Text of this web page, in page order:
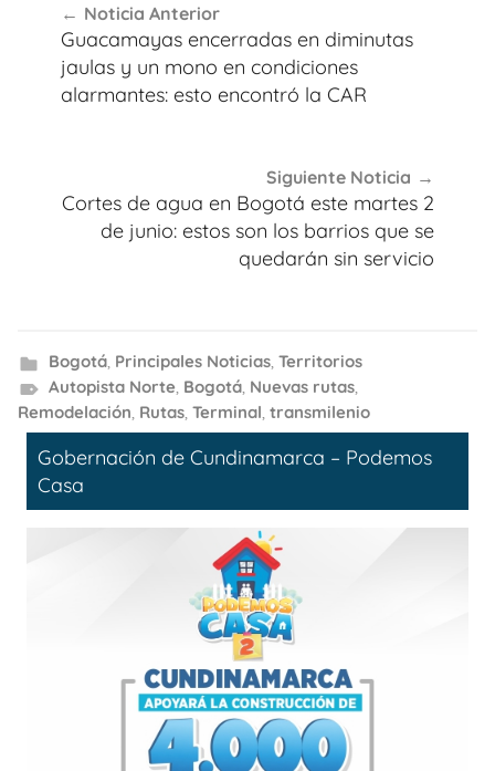
de
entradas
Noticia Anterior
Guacamayas encerradas en diminutas
jaulas y un mono en condiciones
alarmantes: esto encontró la CAR
Siguiente Noticia
Cortes de agua en Bogotá este martes 2
de junio: estos son los barrios que se
quedarán sin servicio
Bogotá, Principales Noticias, Territorios
Autopista Norte, Bogotá, Nuevas rutas,
Remodelación, Rutas, Terminal, transmilenio
Gobernación de Cundinamarca – Podemos
Casa